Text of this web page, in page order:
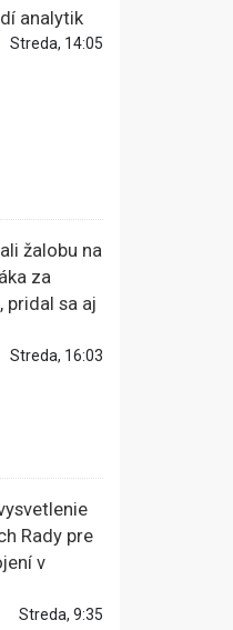
analytik
Streda, 14:05
žalobu na
za
pridal sa aj
Streda, 16:03
Rady pre
v
Streda, 9:35